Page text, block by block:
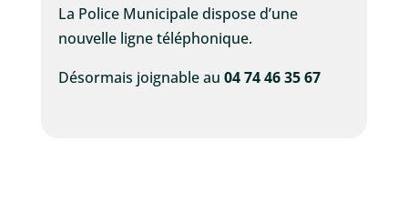
La Police Municipale dispose d’une
nouvelle ligne téléphonique.
Désormais joignable au 04 74 46 35 67